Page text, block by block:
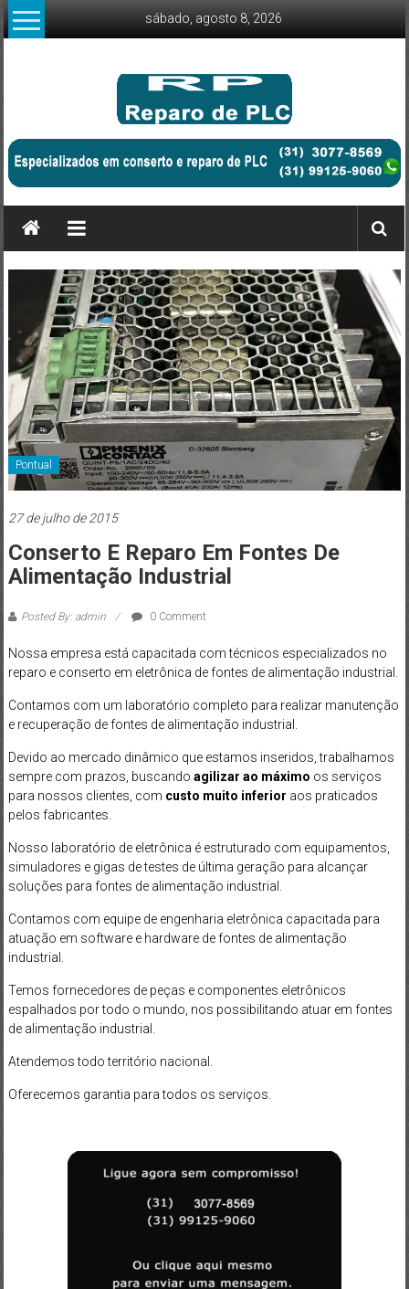
Skip
to
sábado, agosto 8, 2026
Conserto
e
em
eletrônica
CLP
Pontual
27 de julho de 2015
Conserto E Reparo Em Fontes De
Alimentação Industrial
Posted By: admin 0 Comment
Nossa empresa está capacitada com técnicos especializados no
reparo e conserto em eletrônica de fontes de alimentação industrial.
Contamos com um laboratório completo para realizar manutenção
e recuperação de fontes de alimentação industrial.
Devido ao mercado dinâmico que estamos inseridos, trabalhamos
sempre com prazos, buscando agilizar ao máximo os serviços
para nossos clientes, com custo muito inferior aos praticados
pelos fabricantes.
Nosso laboratório de eletrônica é estruturado com equipamentos,
simuladores e gigas de testes de última geração para alcançar
soluções para fontes de alimentação industrial.
Contamos com equipe de engenharia eletrônica capacitada para
atuação em software e hardware de fontes de alimentação
industrial.
Temos fornecedores de peças e componentes eletrônicos
espalhados por todo o mundo, nos possibilitando atuar em fontes
de alimentação industrial.
Atendemos todo território nacional.
Oferecemos garantia para todos os serviços.